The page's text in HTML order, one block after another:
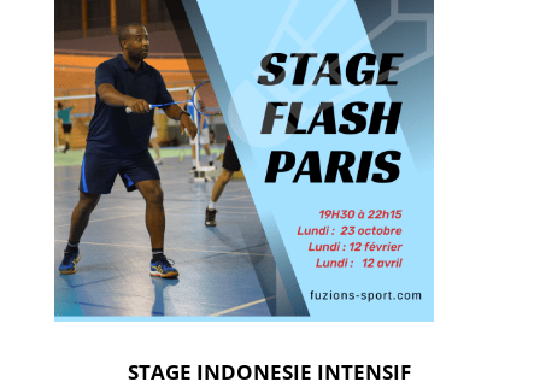
STAGE INDONESIE INTENSIF